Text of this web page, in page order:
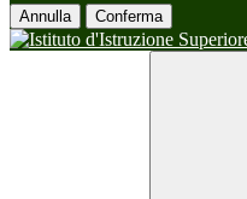
Annulla Conferma